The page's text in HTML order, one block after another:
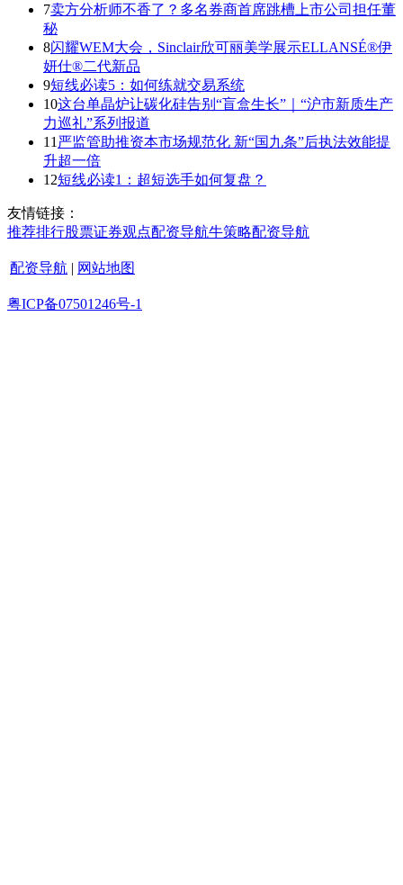
7卖方分析师不香了？多名券商首席跳槽上市公司担任董
秘
8闪耀WEM大会，Sinclair欣可丽美学展示ELLANSÉ®伊
妍仕®二代新品
9短线必读5：如何练就交易系统
10这台单晶炉让碳化硅告别“盲盒生长”｜“沪市新质生产
力巡礼”系列报道
11 严监管助推资本市场规范化 新“国九条”后执法效能提
升超一倍
12短线必读1：超短选手如何复盘？
友情链接：
推荐排行股票证券观点配资导航牛策略配资导航
配资导航 | 网站地图
粤ICP备07501246号-1